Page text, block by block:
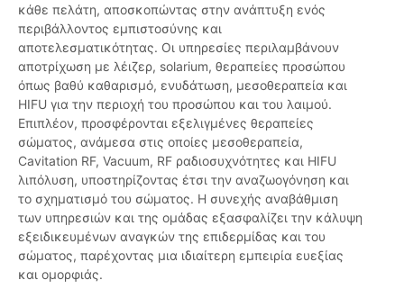
κάθε πελάτη, αποσκοπώντας στην ανάπτυξη ενός
περιβάλλοντος εμπιστοσύνης και
αποτελεσματικότητας. Οι υπηρεσίες περιλαμβάνουν
αποτρίχωση με λέιζερ, solarium, θεραπείες προσώπου
όπως βαθύ καθαρισμό, ενυδάτωση, μεσοθεραπεία και
HIFU για την περιοχή του προσώπου και του λαιμού.
Επιπλέον, προσφέρονται εξελιγμένες θεραπείες
σώματος, ανάμεσα στις οποίες μεσοθεραπεία,
Cavitation RF, Vacuum, RF ραδιοσυχνότητες και HIFU
λιπόλυση, υποστηρίζοντας έτσι την αναζωογόνηση και
το σχηματισμό του σώματος. Η συνεχής αναβάθμιση
των υπηρεσιών και της ομάδας εξασφαλίζει την κάλυψη
εξειδικευμένων αναγκών της επιδερμίδας και του
σώματος, παρέχοντας μια ιδιαίτερη εμπειρία ευεξίας
και ομορφιάς.